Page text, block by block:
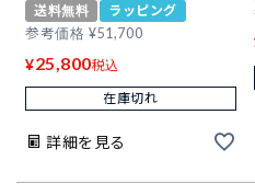
送料無料
ラッピング
参考価格 ¥51,700
¥25,800税込
在庫切れ
詳細を見る